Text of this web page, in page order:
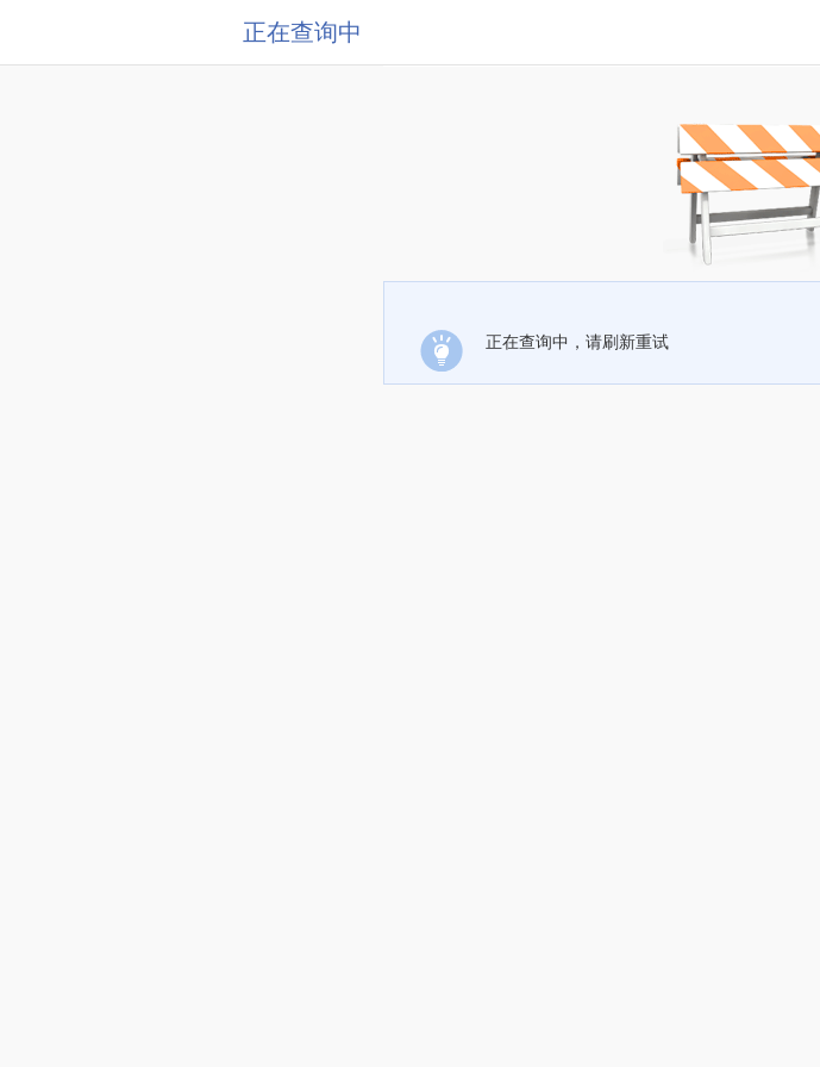
正在查询中
正在查询中，请刷新重试